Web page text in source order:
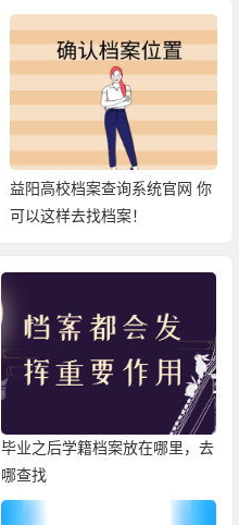
毕业生档案查询系统官网 迅速
了解档案查找经过！
毕业之后学籍档案放在哪里，去
哪查找